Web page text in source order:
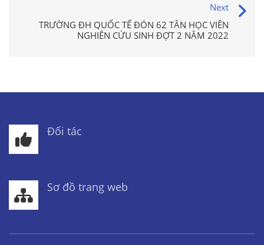
Next
TRƯỜNG ĐH QUỐC TẾ ĐÓN 62 TÂN HỌC VIÊN
NGHIÊN CỨU SINH ĐỢT 2 NĂM 2022
Đối tác
Sơ đồ trang web